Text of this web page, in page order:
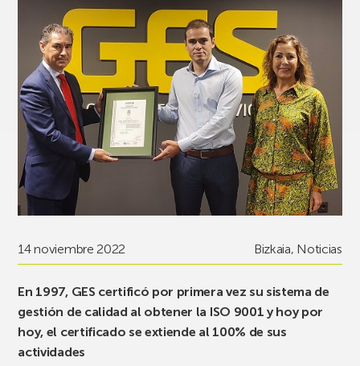
14 noviembre 2022 Bizkaia, Noticias
En 1997, GES certificó por primera vez su sistema de
gestión de calidad al obtener la ISO 9001 y hoy por
hoy, el certificado se extiende al 100% de sus
actividades